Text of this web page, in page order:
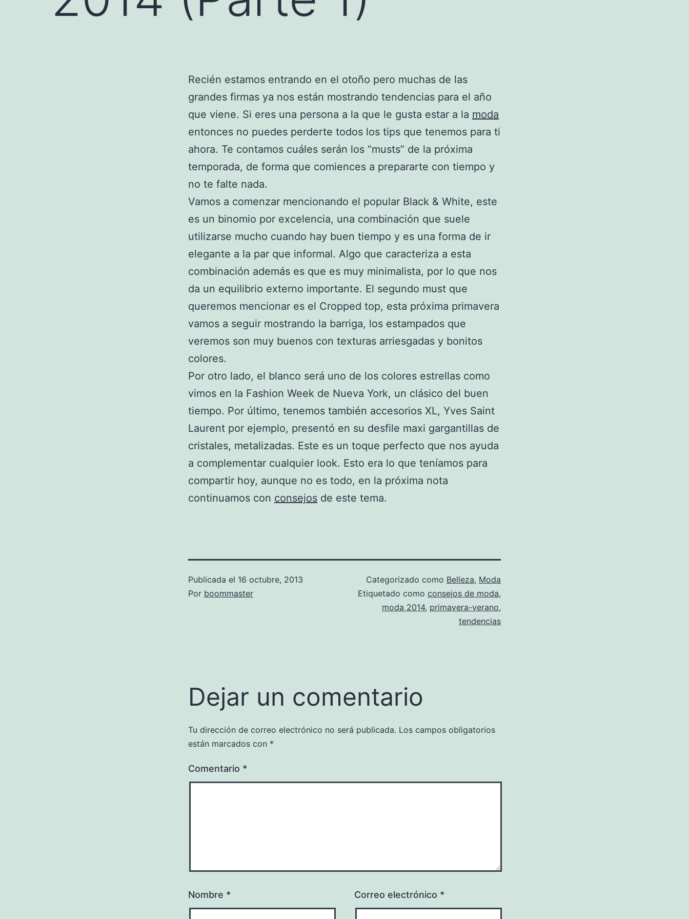
Recién estamos entrando en el otoño pero muchas de las
grandes firmas ya nos están mostrando tendencias para el año
que viene. Si eres una persona a la que le gusta estar a la moda
entonces no puedes perderte todos los tips que tenemos para ti
ahora. Te contamos cuáles serán los “musts” de la próxima
temporada, de forma que comiences a prepararte con tiempo y
no te falte nada.
Vamos a comenzar mencionando el popular Black & White, este
es un binomio por excelencia, una combinación que suele
utilizarse mucho cuando hay buen tiempo y es una forma de ir
elegante a la par que informal. Algo que caracteriza a esta
combinación además es que es muy minimalista, por lo que nos
da un equilibrio externo importante. El segundo must que
queremos mencionar es el Cropped top, esta próxima primavera
vamos a seguir mostrando la barriga, los estampados que
veremos son muy buenos con texturas arriesgadas y bonitos
colores.
Por otro lado, el blanco será uno de los colores estrellas como
vimos en la Fashion Week de Nueva York, un clásico del buen
tiempo. Por último, tenemos también accesorios XL, Yves Saint
Laurent por ejemplo, presentó en su desfile maxi gargantillas de
cristales, metalizadas. Este es un toque perfecto que nos ayuda
a complementar cualquier look. Esto era lo que teníamos para
compartir hoy, aunque no es todo, en la próxima nota
continuamos con consejos de este tema.
Publicada el 16 octubre, 2013
Por boommaster
Categorizado como Belleza, Moda
Etiquetado como consejos de moda,
moda 2014, primavera-verano,
tendencias
Dejar un comentario
Tu dirección de correo electrónico no será publicada. Los campos obligatorios
están marcados con *
Comentario *
Nombre * Correo electrónico *